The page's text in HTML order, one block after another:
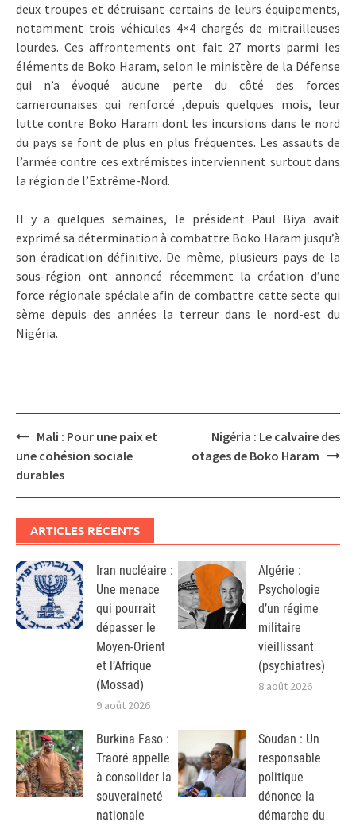
deux troupes et détruisant certains de leurs équipements,
notamment trois véhicules 4×4 chargés de mitrailleuses
lourdes. Ces affrontements ont fait 27 morts parmi les
éléments de Boko Haram, selon le ministère de la Défense
qui n’a évoqué aucune perte du côté des forces
camerounaises qui renforcé ,depuis quelques mois, leur
lutte contre Boko Haram dont les incursions dans le nord
du pays se font de plus en plus fréquentes. Les assauts de
l’armée contre ces extrémistes interviennent surtout dans
la région de l’Extrême-Nord.
Il y a quelques semaines, le président Paul Biya avait
exprimé sa détermination à combattre Boko Haram jusqu’à
son éradication définitive. De même, plusieurs pays de la
sous-région ont annoncé récemment la création d’une
force régionale spéciale afin de combattre cette secte qui
sème depuis des années la terreur dans le nord-est du
Nigéria.
Post
navigation
Mali : Pour une paix et
une cohésion sociale
durables
Nigéria : Le calvaire des
otages de Boko Haram
ARTICLES RÉCENTS
Iran nucléaire :
Une menace
qui pourrait
dépasser le
Moyen-Orient
et l’Afrique
(Mossad)
9 août 2026
Algérie :
Psychologie
d’un régime
militaire
vieillissant
(psychiatres)
8 août 2026
Burkina Faso :
Traoré appelle
à consolider la
souveraineté
nationale
Soudan : Un
responsable
politique
dénonce la
démarche du